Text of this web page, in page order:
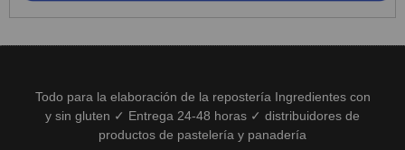
Todo para la elaboración de la repostería Ingredientes con
y sin gluten ✓ Entrega 24-48 horas ✓ distribuidores de
productos de pastelería y panadería